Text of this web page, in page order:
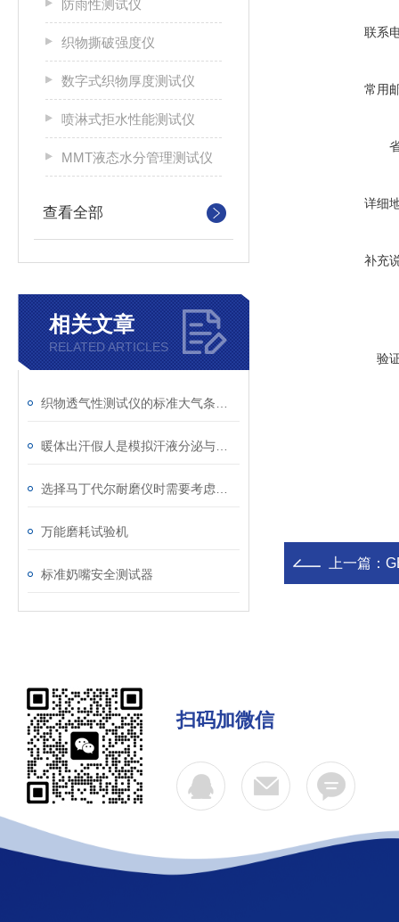
防雨性测试仪
织物撕破强度仪
数字式织物厚度测试仪
喷淋式拒水性能测试仪
MMT液态水分管理测试仪
查看全部
相关文章
RELATED ARTICLES
万能磨耗试验机
标准奶嘴安全测试器
联系
常用
详细
补充
验
上一篇：
扫码加微信